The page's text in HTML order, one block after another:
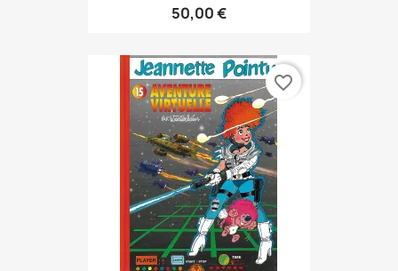
50,00 €
favorite_border